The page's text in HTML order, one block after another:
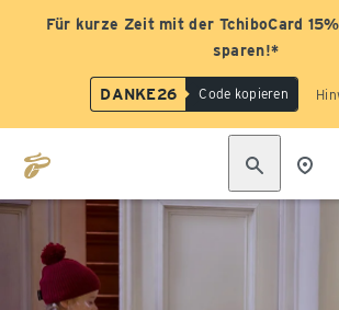
Für kurze Zeit mit der TchiboCard
sparen!*
DANKE26 Code kopieren